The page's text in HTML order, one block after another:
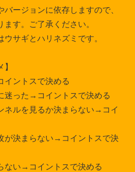
ージョンに依存しますので、
す。ご了承ください。
サギとハリネズミです。
イントスで決める
迷った→コイントスで決める
ネルを見るか決まらない→コイ
が決まらない→コイントスで決
ない→コイントスで決める